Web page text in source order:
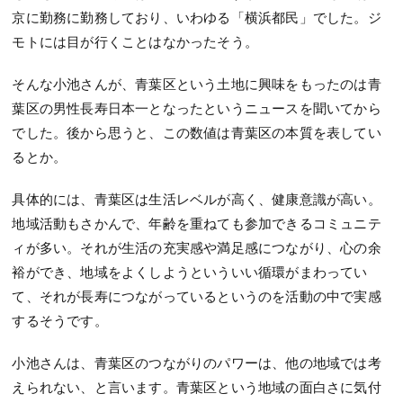
京に勤務に勤務しており、いわゆる「横浜都民」でした。ジ
モトには目が行くことはなかったそう。
そんな小池さんが、青葉区という土地に興味をもったのは青
葉区の男性長寿日本一となったというニュースを聞いてから
でした。後から思うと、この数値は青葉区の本質を表してい
るとか。
具体的には、青葉区は生活レベルが高く、健康意識が高い。
地域活動もさかんで、年齢を重ねても参加できるコミュニテ
ィが多い。それが生活の充実感や満足感につながり、心の余
裕ができ、地域をよくしようといういい循環がまわってい
て、それが長寿につながっているというのを活動の中で実感
するそうです。
小池さんは、青葉区のつながりのパワーは、他の地域では考
えられない、と言います。青葉区という地域の面白さに気付